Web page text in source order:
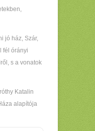
jó ház, Szár,
fél órányi
s a vonatok
Katalin
alapítója